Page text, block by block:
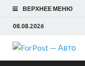
ВЕРХНЕЕ МЕНЮ
08.08.2026